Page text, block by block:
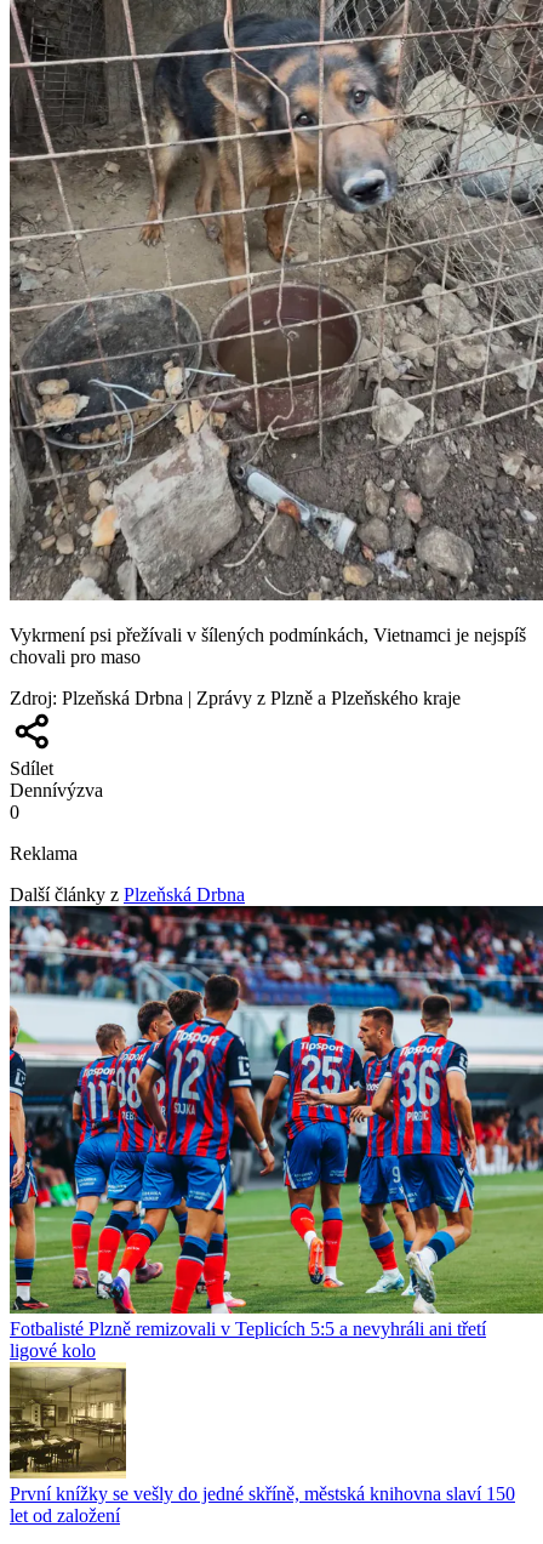
Vykrmení psi přežívali v šílených podmínkách, Vietnamci je nejspíš
chovali pro maso
Zdroj: Plzeňská Drbna | Zprávy z Plzně a Plzeňského kraje
Sdílet
Dennívýzva
0
Reklama
Další články z Plzeňská Drbna
Fotbalisté Plzně remizovali v Teplicích 5:5 a nevyhráli ani třetí
ligové kolo
První knížky se vešly do jedné skříně, městská knihovna slaví 150
let od založení